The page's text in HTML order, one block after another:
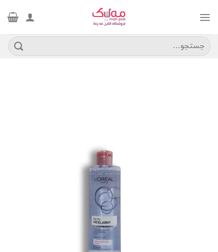
جستجو
برای: